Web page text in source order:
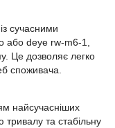
сучасними
або deye rw-m6-1,
Це дозволяє легко
споживача.
найсучасніших
тривалу та стабільну